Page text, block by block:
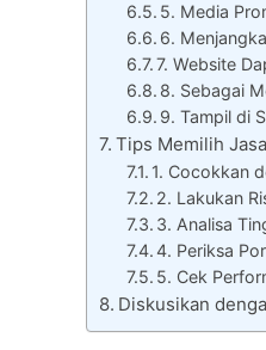
5. Media
6.
7. Website
8. Sebagai
9. Tampil di
Tips Memilih
1. Cocokkan
2. Lakukan
3. Analisa
4. Periksa
5. Cek
Diskusikan